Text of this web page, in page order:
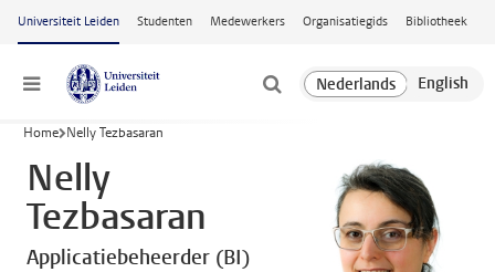
Ga naar hoofdinhoud
Universiteit Leiden Studenten Medewerkers Organisatiegids Bibliotheek
Menu
Home Nelly Tezbasaran
Nelly
Tezbasaran
Applicatiebeheerder (BI)